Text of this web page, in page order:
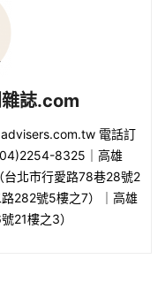
誌.com
電話訂
8325｜高雄
北市行愛路78巷28號2
282號5樓之7）｜高雄
21樓之3）